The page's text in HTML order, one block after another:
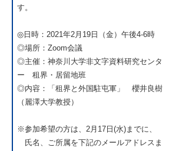
す。
◎日時：2021年2月19日（金）午後4-6時
◎場所：Zoom会議
◎主催：神奈川大学非文字資料研究センタ
ー 租界・居留地班
◎内容：「租界と外国駐屯軍」 櫻井良樹
（麗澤大学教授）
※参加希望の方は、2月17日(水)までに、
氏名、ご所属を下記のメールアドレスま